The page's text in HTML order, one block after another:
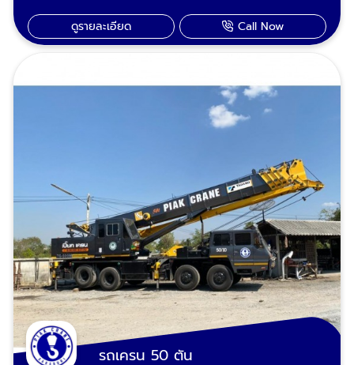
ทุกเคสทุกสภาพ เรามีบริการเช่าเครนยกของใน
พื้นที่ อำเภอเมืองสระบุรีหนองแค วิหารแดง
หนองแซง แก่งคอย เสาไห้ เฉลิมพระเกียรติ
ม่วง หินกอง มวกเหล็ก วังน้อย อุทัย ภาชี
บางปะอิน พระนครศรีอยุธยา ลพบุรี บ้านนา
องครักษ์ นครนายก ปากช่อง เขาใหญ่ โคราช และ
จังหวัดเขตพื้นที่ใกล้เคียง ติดต่อเรียกใช้บริการ
รับจ้างยกของหนัก ขนย้ายเครื่องจักร เรียกหา
"เปี๊ยกเครน" คนขับเครนมีใบเซอร์ รถเครนทุกคัน
ผ่านการตรวจเช็คสภาพสม่ำเสมอ มีใบ ปจ.2
เดือน และเป็นโปรเจคระยะยาว บริการรถเครน
รับจ้าง งานยกไซต์งานก่อสร้าง ยกแผ่นผนังพรี
คาสท์งานก่อสร้าง ยกเหล็กบีม ยกโครงหลังคา
โรงงาน-โครงหลังคาปั๊มน้ำมัน โครงสร้างเหล็ก
ยกหม้อแปลงไฟฟ้า ยกเครื่องชิลเลอร์ ยกเครื่อง
เจนเนอเรเตอร์ ยกตู้คอนโทรล MDB ยกตู้
คอนเทนเนอร์ ยกแทงค์หอเหล็ก ยกแทงค์ไซโล
ยกเครื่องจักรโรงงาน ยกคานรอกเครน รถเครน
เช่า บริการงานยกสำหรับหน่วยงานราชการ และ
ทั่วไป แผ่นประตูระบายน้ำชลประทาน ยกโป๊ะ
แม็คโคร บริการขุดลอกคลองยกเสาโคมไฟถนน
ยกเสาไฟฟ้าคอนกรีต ยกคานสะพานคอนกรีตจาก
โรงงานไปไซต์งานยกพระประทาน รูปปั้นรูปแกะ
สลักขนาดใหญ่ เรียกรถเครน สระบุรี บริการ
ฉุกเฉิน ยกกู้รถอุบัติเหตุบนท้องถนน กู้รถตก
ดูรายละเอียด Call Now
รถเครน 50 ตัน